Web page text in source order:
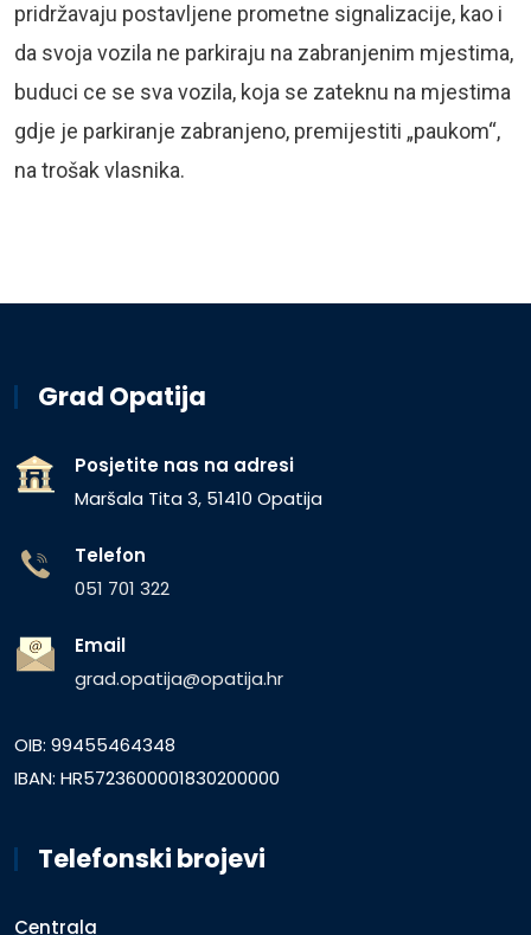
pridržavaju postavljene prometne signalizacije, kao i
da svoja vozila ne parkiraju na zabranjenim mjestima,
buduci ce se sva vozila, koja se zateknu na mjestima
gdje je parkiranje zabranjeno, premijestiti „paukom“,
na trošak vlasnika.
Grad Opatija
Posjetite nas na adresi
Maršala Tita 3, 51410 Opatija
Telefon
051 701 322
Email
grad.opatija@opatija.hr
OIB: 99455464348
IBAN: HR5723600001830200000
Telefonski brojevi
Centrala